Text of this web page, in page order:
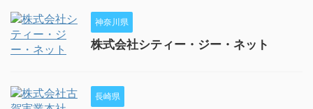
神奈川県
株式会社シティー・ジー・ネット
長崎県